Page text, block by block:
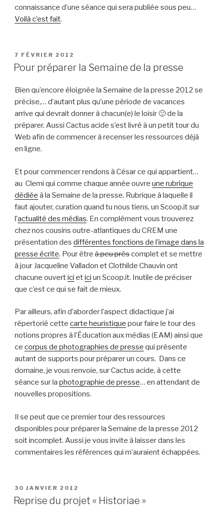
connaissance d’une séance qui sera publiée sous peu…
Voilà c’est fait.
PUBLIÉ
LE
7 FÉVRIER 2012
Pour préparer la Semaine de la presse
Bien qu’encore éloignée la Semaine de la presse 2012 se
précise,… d’autant plus qu’une période de vacances
arrive qui devrait donner à chacun(e) le loisir 🙂 de la
préparer. Aussi Cactus acide s’est livré à un petit tour du
Web afin de commencer à recenser les ressources déjà
en ligne.
Et pour commencer rendons à César ce qui appartient…
au Clemi qui comme chaque année ouvre une rubrique
dédiée à la Semaine de la presse. Rubrique à laquelle il
faut ajouter, curation quand tu nous tiens, un Scoop.it sur
l’actualité des médias. En complément vous trouverez
chez nos cousins outre-atlantiques du CREM une
présentation des différentes fonctions de l’image dans la
presse écrite. Pour être à peu prèscomplet et se mettre
à jour Jacqueline Valladon et Clothilde Chauvin ont
chacune ouvertici etici un Scoop.it. Inutile de préciser
que c’est ce qui se fait de mieux.
Par ailleurs, afin d’aborder l’aspect didactique j’ai
répertorié cette carte heuristique pour faire le tour des
notions propres à l’Éducation aux médias (EAM) ainsi que
ce corpus de photographies de presse qui présente
autant de supports pour préparer un cours. Dans ce
domaine, je vous renvoie, sur Cactus acide, à cette
séance sur la photographie de presse… en attendant de
nouvelles propositions.
Il se peut que ce premier tour des ressources
disponibles pour préparer la Semaine de la presse 2012
soit incomplet. Aussi je vous invite à laisser dans les
commentaires les références qui m’auraient échappées.
PUBLIÉ
LE
30 JANVIER 2012
Reprise du projet « Historiae »